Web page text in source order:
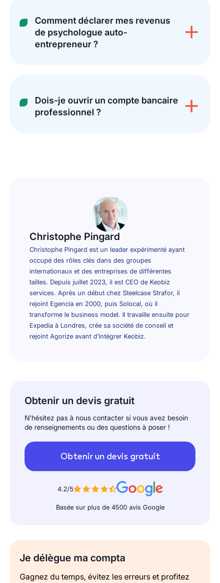
Comment déclarer mes revenus
de psychologue auto-
entrepreneur ?
Dois-je ouvrir un compte bancaire
professionnel ?
Christophe Pingard
Christophe Pingard est un leader expérimenté ayant
occupé des rôles clés dans des groupes
internationaux et des entreprises de différentes
tailles. Depuis juillet 2023, il est CEO de Keobiz
services. Après un début chez Steelcase Strafor, il
rejoint Egencia en 2000, puis Solocal, où il
transforme le business model. Il travaille ensuite pour
Expedia à Londres, crée sa société de conseil et
rejoint Agorize avant d’intégrer Keobiz.
Obtenir un devis gratuit
N'hésitez pas à nous contacter si vous avez besoin
de renseignements ou des questions à poser !
Obtenir un devis gratuit
4.2/5
Basée sur plus de 4500 avis Google
Je délègue ma compta
Gagnez du temps, évitez les erreurs et profitez